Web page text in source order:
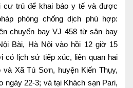
HOME
nhà
HỎI ĐÁP
cư trú để khai báo y tế và được
phòng chống dịch phù hợp:
chuyến bay VJ 458 từ sân bay
Bài, Hà Nội vào hồi 12 giờ 15
có lịch sử tiếp xúc, liên quan hai
Xã Tú Sơn, huyện Kiến Thụy,
ngày 22-3; và tại Khách sạn Pari,